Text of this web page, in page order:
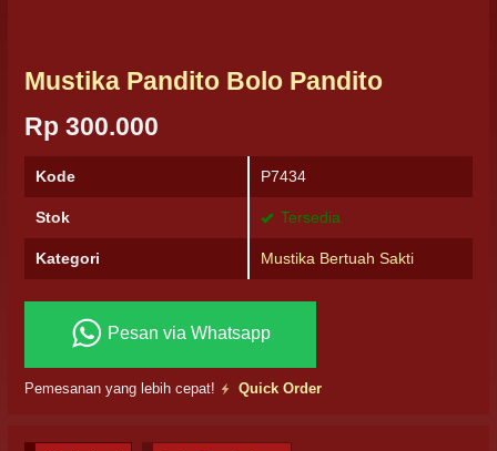
Mustika Pandito Bolo Pandito
Rp 300.000
Kode P7434
Stok Tersedia
Kategori Mustika Bertuah Sakti
Pesan via Whatsapp
Pemesanan yang lebih cepat! Quick Order